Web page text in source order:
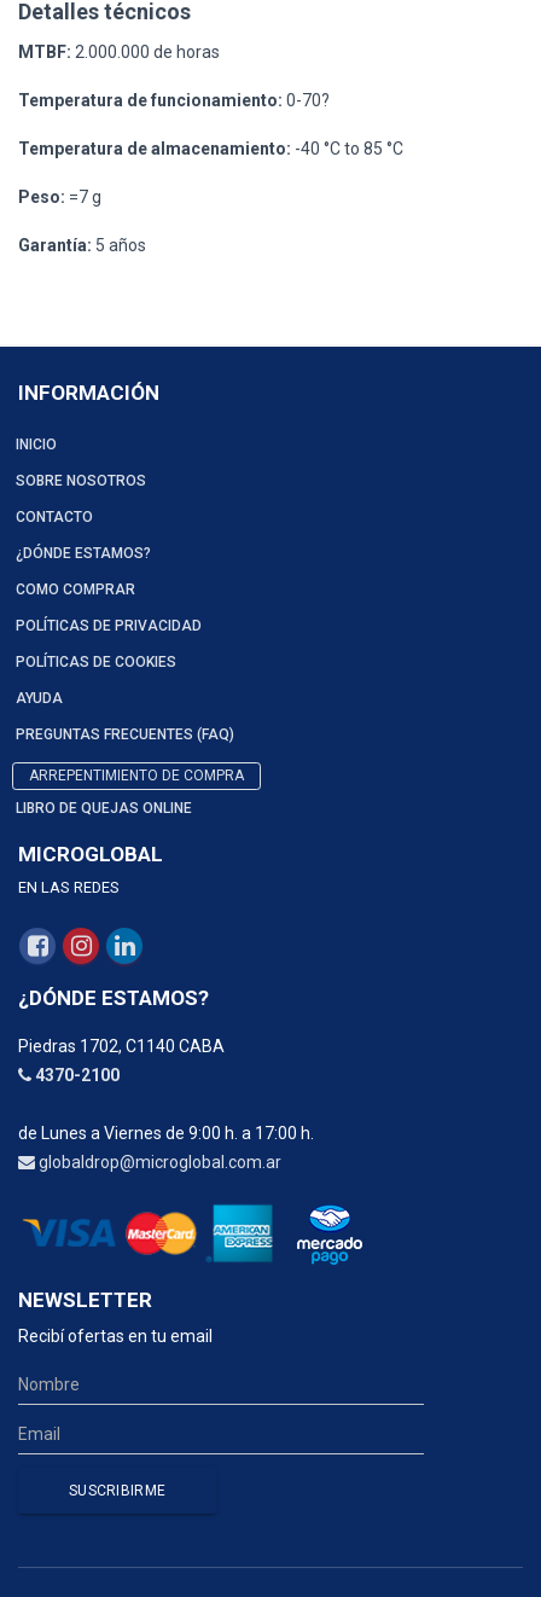
Detalles técnicos
MTBF: 2.000.000 de horas
Temperatura de funcionamiento: 0-70?
Temperatura de almacenamiento: -40 °C to 85 °C
Peso: =7 g
Garantía: 5 años
INFORMACIÓN
INICIO
SOBRE NOSOTROS
CONTACTO
¿DÓNDE ESTAMOS?
COMO COMPRAR
POLÍTICAS DE PRIVACIDAD
POLÍTICAS DE COOKIES
AYUDA
PREGUNTAS FRECUENTES (FAQ)
ARREPENTIMIENTO DE COMPRA
LIBRO DE QUEJAS ONLINE
MICROGLOBAL
EN LAS REDES
¿DÓNDE ESTAMOS?
Piedras 1702, C1140 CABA
4370-2100
de Lunes a Viernes de 9:00 h. a 17:00 h.
globaldrop@microglobal.com.ar
NEWSLETTER
Recibí ofertas en tu email